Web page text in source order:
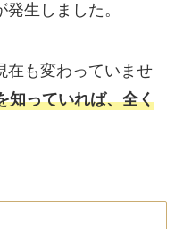
生しました。
在も変わっていませ
知っていれば、全く